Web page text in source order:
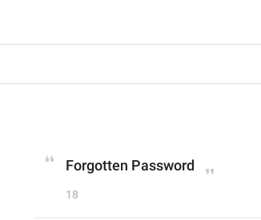
Forgotten Password
18